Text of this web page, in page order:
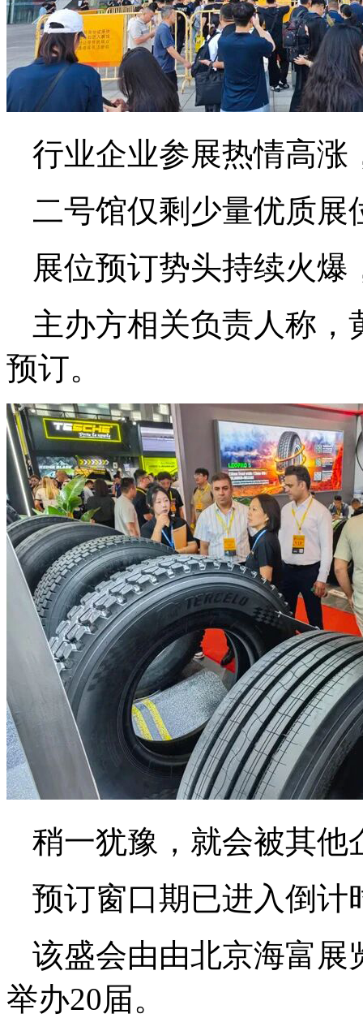
行业企业参展热情高涨
二号馆仅剩少量优质展
展位预订势头持续火
主办方相关负责人称
预订。
稍一犹豫，就会被其他
预订窗口期已进入倒计
该盛会由由北京海富展
举办20届。